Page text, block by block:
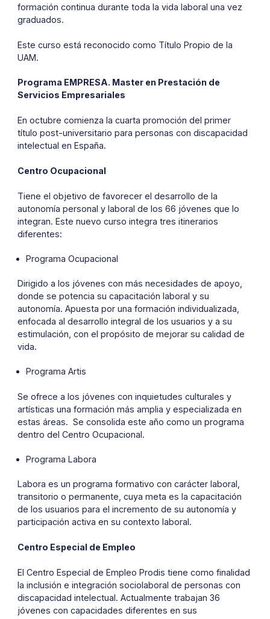
formación continua durante toda la vida laboral una vez
graduados.
Este curso está reconocido como Título Propio de la
UAM.
Programa EMPRESA. Master en Prestación de
Servicios Empresariales
En octubre comienza la cuarta promoción del primer
título post-universitario para personas con discapacidad
intelectual en España.
Centro Ocupacional
Tiene el objetivo de favorecer el desarrollo de la
autonomía personal y laboral de los 66 jóvenes que lo
integran. Este nuevo curso integra tres itinerarios
diferentes:
Programa Ocupacional
Dirigido a los jóvenes con más necesidades de apoyo,
donde se potencia su capacitación laboral y su
autonomía. Apuesta por una formación individualizada,
enfocada al desarrollo integral de los usuarios y a su
estimulación, con el propósito de mejorar su calidad de
vida.
Programa Artis
Se ofrece a los jóvenes con inquietudes culturales y
artísticas una formación más amplia y especializada en
estas áreas. Se consolida este año como un programa
dentro del Centro Ocupacional.
Programa Labora
Labora es un programa formativo con carácter laboral,
transitorio o permanente, cuya meta es la capacitación
de los usuarios para el incremento de su autonomía y
participación activa en su contexto laboral.
Centro Especial de Empleo
El Centro Especial de Empleo Prodis tiene como finalidad
la inclusión e integración sociolaboral de personas con
discapacidad intelectual. Actualmente trabajan 36
jóvenes con capacidades diferentes en sus